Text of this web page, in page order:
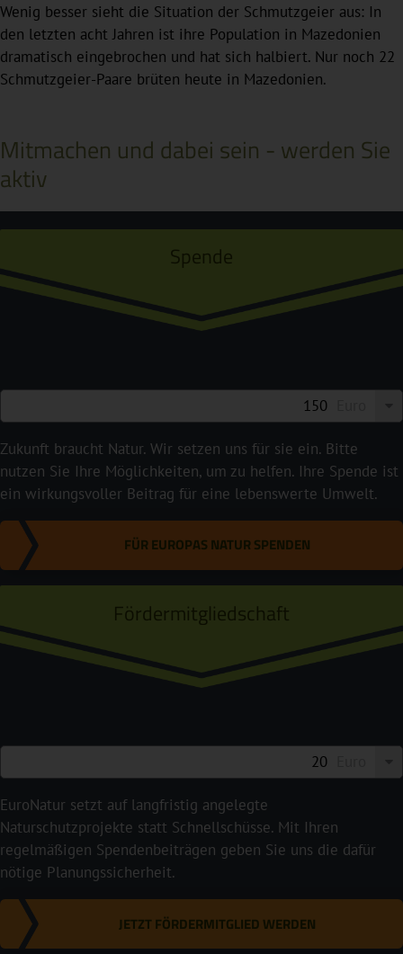
Wenig besser sieht die Situation der Schmutzgeier aus: In
den letzten acht Jahren ist ihre Population in Mazedonien
dramatisch eingebrochen und hat sich halbiert. Nur noch 22
Schmutzgeier-Paare brüten heute in Mazedonien.
Mitmachen und dabei sein - werden Sie
aktiv
Spende
Zukunft braucht Natur. Wir setzen uns für sie ein. Bitte
nutzen Sie Ihre Möglichkeiten, um zu helfen. Ihre Spende ist
ein wirkungsvoller Beitrag für eine lebenswerte Umwelt.
FÜR EUROPAS NATUR SPENDEN
Fördermitgliedschaft
EuroNatur setzt auf langfristig angelegte
Naturschutzprojekte statt Schnellschüsse. Mit Ihren
regelmäßigen Spendenbeiträgen geben Sie uns die dafür
nötige Planungssicherheit.
JETZT FÖRDERMITGLIED WERDEN